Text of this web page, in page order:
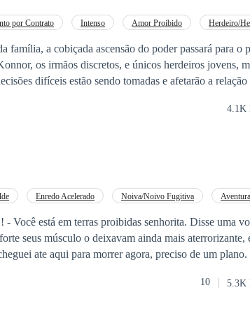
por Contrato Intenso Amor Proibido
Herdeiro/
família, a cobiçada ascensão do poder passará para o
os irmãos discretos, e únicos herdeiros jovens,
difíceis estão sendo tomadas e afetarão a
o controle da fábrica de café ficará no poder de
enquanto enfrentam as desventuras de um
4.1K
Enredo Acelerado Noiva/Noivo Fugitiva Aventura
Você está em terras proibidas senhorita. Disse uma
aqui para morrer agora, preciso de um plano. Bela é uma fugitiva ,
ter para onde ir ela vai parar em um castelo cheio
10 5.3K